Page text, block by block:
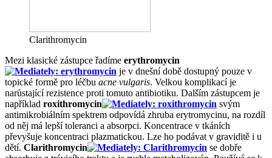
Clarithromycin
Mezi klasické zástupce řadíme erythromycin
je v dnešní době dostupný pouze v
topické formě pro léčbu acne vulgaris. Velkou komplikací je
narůstající rezistence proti tomuto antibiotiku. Dalším zástupcem je
například roxithromycin
svým
antimikrobiálním spektrem odpovídá zhruba erytromycinu, na rozdíl
od něj má lepší toleranci a absorpci. Koncentrace v tkáních
převyšuje koncentraci plazmatickou. Lze ho podávat v graviditě i u
dětí. Clarithromycin
se dobře